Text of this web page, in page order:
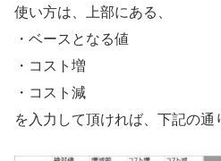
使い方は、上部にある、
・ベースとなる値
・コスト増
・コスト減
を入力して頂ければ、下記の通